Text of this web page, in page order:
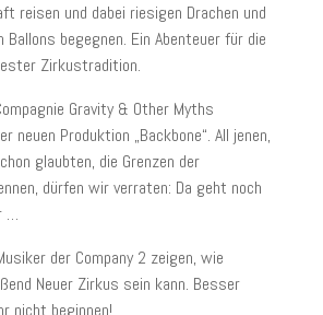
reisen und dabei riesigen Drachen und
Ballons begegnen. Ein Abenteuer für die
Zirkustradition.
Gravity & Other Myths
neuen Produktion „Backbone“. All jenen,
glaubten, die Grenzen der
dürfen wir verraten: Da geht noch
…
der Company 2 zeigen, wie
Neuer Zirkus sein kann. Besser
nicht beginnen!